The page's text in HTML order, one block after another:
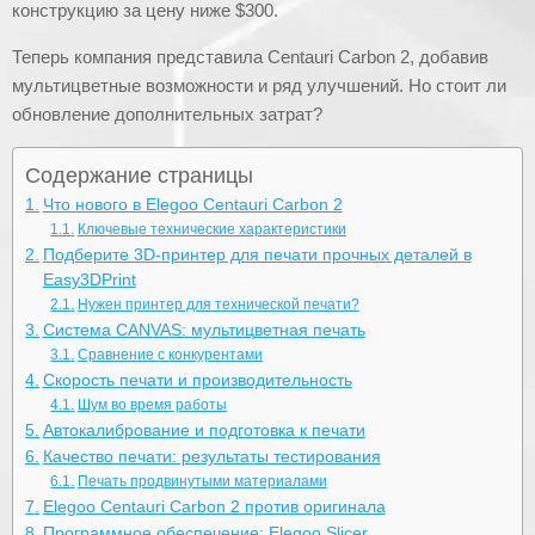
конструкцию за цену ниже $300.
Теперь компания представила Centauri Carbon 2, добавив
мультицветные возможности и ряд улучшений. Но стоит ли
обновление дополнительных затрат?
Содержание страницы
Что нового в Elegoo Centauri Carbon 2
Ключевые технические характеристики
Подберите 3D-принтер для печати прочных деталей в
Easy3DPrint
Нужен принтер для технической печати?
Система CANVAS: мультицветная печать
Сравнение с конкурентами
Скорость печати и производительность
Шум во время работы
Автокалибрование и подготовка к печати
Качество печати: результаты тестирования
Печать продвинутыми материалами
Elegoo Centauri Carbon 2 против оригинала